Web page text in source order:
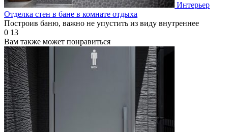
Интерьер
Отделка стен в бане в комнате отдыха
Построив баню, важно не упустить из виду внутреннее
0 13
Вам также может понравиться